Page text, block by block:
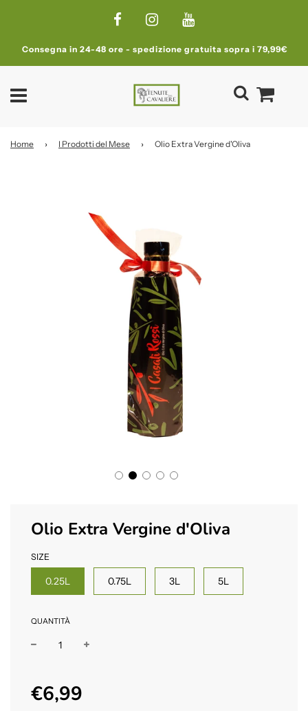
Consegna in 24-48 ore - spedizione gratuita sopra i 79,99€
Home › I Prodotti del Mese › Olio Extra Vergine d'Oliva
Olio Extra Vergine d'Oliva
SIZE
0.25L 0.75L 3L 5L
QUANTITÀ
di
vendita
regolare
€6,99